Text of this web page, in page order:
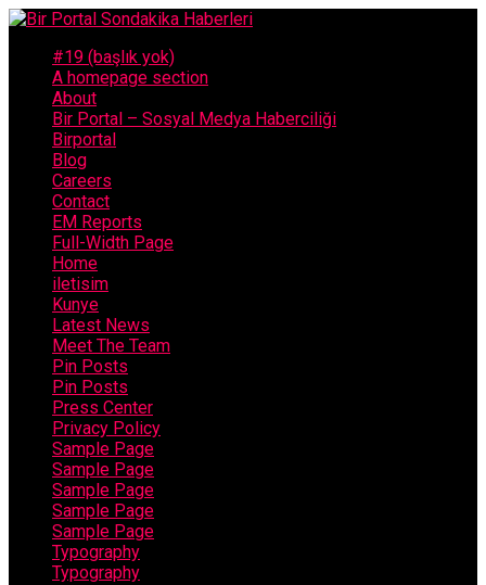
#19 (başlık yok)
A homepage section
About
Bir Portal – Sosyal Medya Haberciliği
Birportal
Blog
Careers
Contact
EM Reports
Full-Width Page
Home
iletisim
Kunye
Latest News
Meet The Team
Pin Posts
Pin Posts
Press Center
Privacy Policy
Sample Page
Sample Page
Sample Page
Sample Page
Sample Page
Typography
Typography